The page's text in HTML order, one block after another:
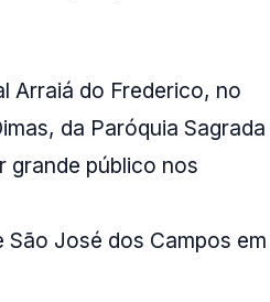
Arraiá do Frederico, no
da Paróquia Sagrada
grande público nos
José dos Campos em